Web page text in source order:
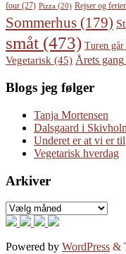
four (27) Pizza (20) Rejser og ferier
Sommerhus (179)
småt (473) Turen
Vegetarisk (45) Årets gang
Blogs jeg følger
Tanja Mortensen
Dalsgaard i
Underet er at vi er til
Vegetarisk hverdag
Arkiver
Arkiver
Powered by WordPress &